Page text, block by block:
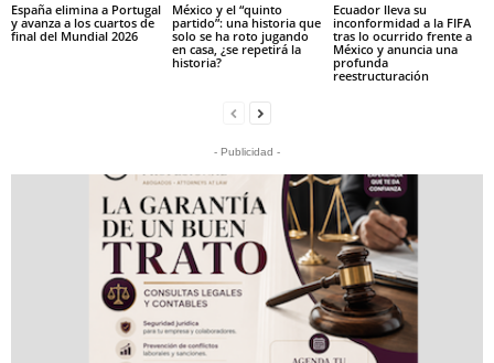
España elimina a Portugal
y avanza a los cuartos de
final del Mundial 2026
México y el “quinto
partido”: una historia que
solo se ha roto jugando
en casa, ¿se repetirá la
historia?
Ecuador lleva su
inconformidad a la FIFA
tras lo ocurrido frente a
México y anuncia una
profunda
reestructuración
- Publicidad -